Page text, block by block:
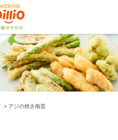
アジの焼き南蛮